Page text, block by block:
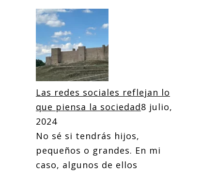
Las redes sociales reflejan lo
que piensa la sociedad8 julio,
2024
No sé si tendrás hijos,
pequeños o grandes. En mi
caso, algunos de ellos